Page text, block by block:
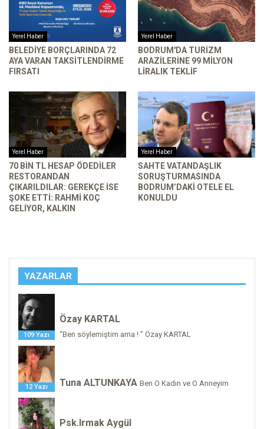
Yerel Haber
BELEDIYE BORÇLARINDA 72
AYA VARAN TAKSITLENDIRME
FIRSATI
Yerel Haber
BODRUM'DA TURIZM
ARAZILERINE 99 MILYON
LIRALIK TEKLIF
Yerel Haber
70 BIN TL HESAP ÖDEDILER
RESTORANDAN
ÇIKARILDILAR: GEREKÇE ISE
ŞOKE ETTI: RAHMI KOÇ
GELIYOR, KALKIN
Yerel Haber
SAHTE VATANDAŞLIK
SORUŞTURMASINDA
BODRUM’DAKI OTELE EL
KONULDU
YAZARLAR
109 Yazı
Özay KARTAL
“Ben söylemiştim ama ! ” Özay KARTAL
12 Yazı Tuna ALTUNKAYA Ben O Kadın ve O Anneyim
Psk.Irmak Aygül